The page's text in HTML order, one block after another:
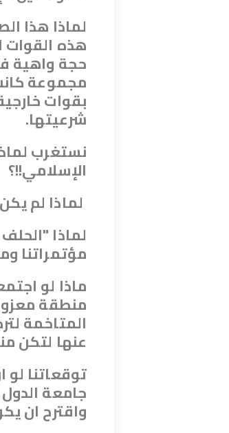
لماذا هذا
هذه القوات
حجة واهية
مجموعة
بقوات
شرعيتها.
نستغرب
الإسلامي!!؟
لماذا لم
لماذا
مؤتمراتنا
ماذا لو
منطقة
المتاخمة
عنها لتكن
توقعاتنا لو
جامعة
واقترح ان